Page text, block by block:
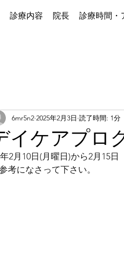
診療内容 院長 診療時間・
イケアプロ
6mr5n2 2025年2月3日 読了時間: 1分
2月10日(月曜日)から2月15
考になさって下さい。